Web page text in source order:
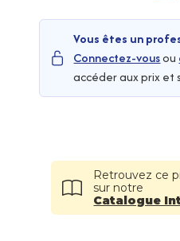
Vous êtes un
Connectez-vousou
accéder aux prix et
Retrouvez ce
sur notre
Catalogue